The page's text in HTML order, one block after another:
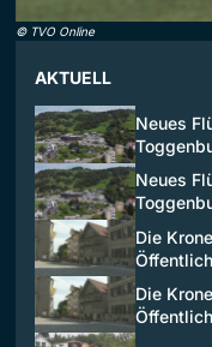
© TVO Online
AKTUELL
Neues
Neues
Die
Die